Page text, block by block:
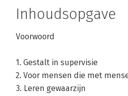
Inhoudsopgave
Voorwoord
1. Gestalt in supervisie
2. Voor mensen die met
3. Leren gewaarzijn